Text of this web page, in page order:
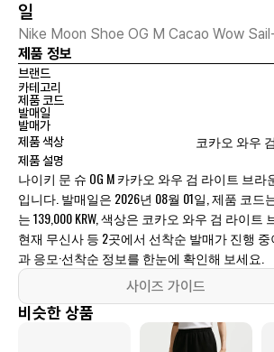
일
Nike Moon Shoe OG M Cacao Wow
제품 정보
브랜드
카테고리
제품 코드
발매일
발매가
제품 색상 코카오 와우
제품 설명
나이키 문 슈 OG M 카카오 와우 검 라이트 브
입니다. 발매일은 2026년 08월 01일, 제품 코드
는 139,000 KRW, 색상은 코카오 와우 검 라이트
현재 무신사 등 2곳에서 선착순 발매가 진행
과 응모·선착순 정보를 한눈에 확인해 보세요.
사이즈 가이드
비슷한 상품